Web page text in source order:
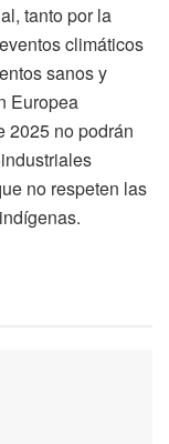
tanto por la
climáticos
sanos y
Europea
2025 no podrán
no respeten las